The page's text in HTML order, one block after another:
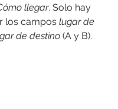
llegar. Solo hay
los campos lugar de
de destino (A y B).